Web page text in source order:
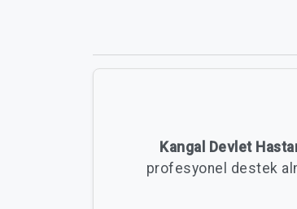
Kangal Devlet
profesyonel destek